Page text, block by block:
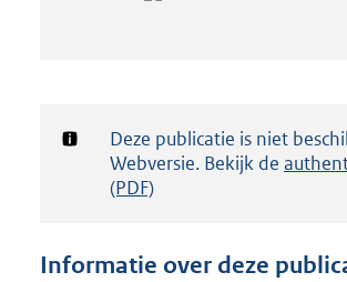
g
t
Notificatie:
Deze publicatie is niet
Webversie. Bekijk de
(PDF)
Informatie over deze